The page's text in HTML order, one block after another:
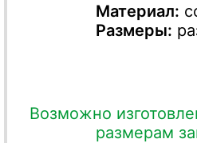
Материал:
Размеры:
Возможно
размерам